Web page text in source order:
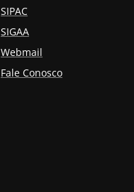
SIPAC
SIGAA
Webmail
Fale Conosco